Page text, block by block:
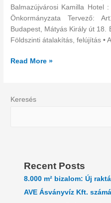
Balmazújvárosi Kamilla Hotel
Önkormányzata Tervező:
Budapest, Mátyás Király út 18.
Földszinti átalakítás, felújítás •
Read More »
Keresés
Recent Posts
8.000 m² bizalom: Új
AVE Ásványvíz Kft.